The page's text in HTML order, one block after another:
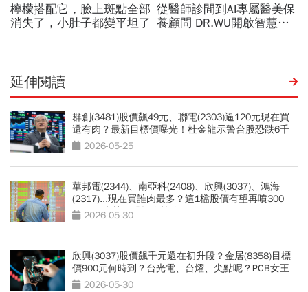
延伸閱讀
群創(3481)股價飆49元、聯電(2303)逼120元現在買
還有肉？最新目標價曝光！杜金龍示警台股恐跌6千
點，教你高出低進操作法
2026-05-25
華邦電(2344)、南亞科(2408)、欣興(3037)、鴻海
(2317)...現在買誰肉最多？這1檔股價有望再噴300
元！11大熱門股操作策略
2026-05-30
欣興(3037)股價飆千元還在初升段？金居(8358)目標
價900元何時到？台光電、台燿、尖點呢？PCB女王
點出「最強黑馬」
2026-05-30